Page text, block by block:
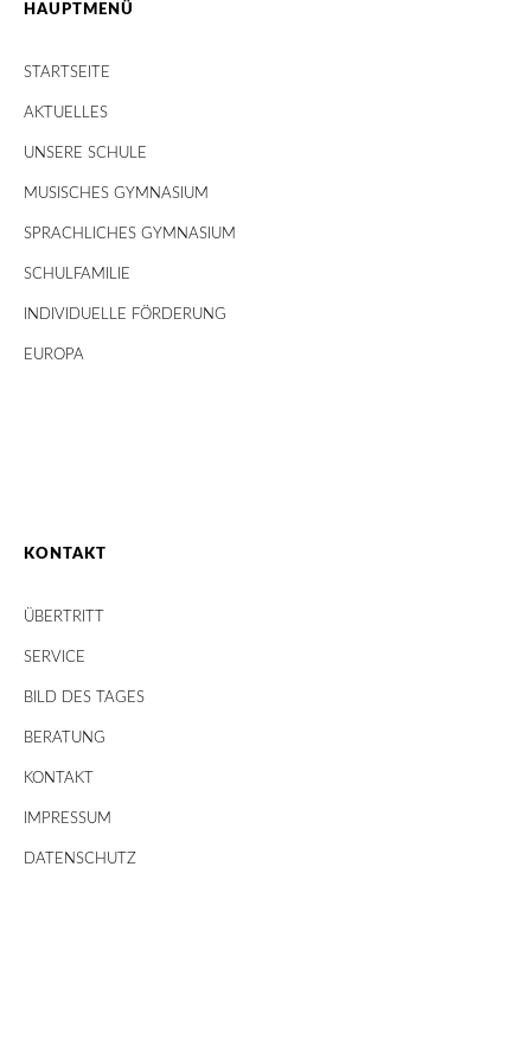
HAUPTMENÜ
STARTSEITE
AKTUELLES
UNSERE SCHULE
MUSISCHES GYMNASIUM
SPRACHLICHES GYMNASIUM
SCHULFAMILIE
INDIVIDUELLE FÖRDERUNG
EUROPA
KONTAKT
ÜBERTRITT
SERVICE
BILD DES TAGES
BERATUNG
KONTAKT
IMPRESSUM
DATENSCHUTZ